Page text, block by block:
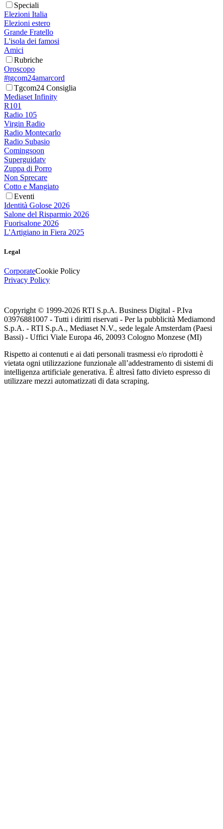
Speciali
Elezioni Italia
Elezioni estero
Grande Fratello
L'isola dei famosi
Amici
Rubriche
Oroscopo
#tgcom24amarcord
Tgcom24 Consiglia
Mediaset Infinity
R101
Radio 105
Virgin Radio
Radio Montecarlo
Radio Subasio
Comingsoon
Superguidatv
Zuppa di Porro
Non Sprecare
Cotto e Mangiato
Eventi
Identità Golose 2026
Salone del Risparmio 2026
Fuorisalone 2026
L'Artigiano in Fiera 2025
Legal
CorporateCookie Policy
Privacy Policy
Copyright © 1999-2026 RTI S.p.A. Business Digital - P.Iva
03976881007 - Tutti i diritti riservati - Per la pubblicità Mediamond
S.p.A. - RTI S.p.A., Mediaset N.V., sede legale Amsterdam (Paesi
Bassi) - Uffici Viale Europa 46, 20093 Cologno Monzese (MI)
Rispetto ai contenuti e ai dati personali trasmessi e/o riprodotti è
vietata ogni utilizzazione funzionale all’addestramento di sistemi di
intelligenza artificiale generativa. È altresì fatto divieto espresso di
utilizzare mezzi automatizzati di data scraping.